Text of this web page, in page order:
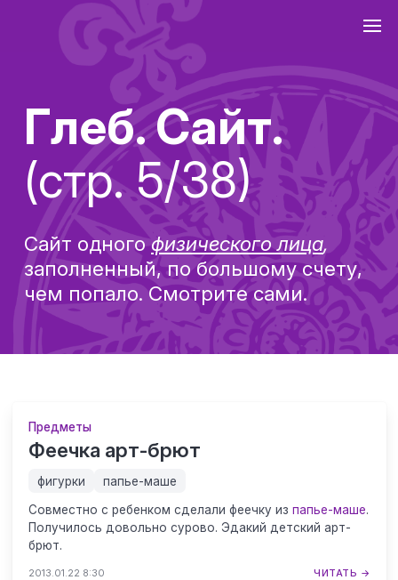
Глеб. Сайт.
(стр. 5/38)
Сайт одногофизического лица,
заполненный, по большому счету,
чем попало. Смотрите сами.
Предметы
Феечка арт-брют
фигурки папье-маше
Совместно с ребенком сделали феечку из папье-маше.
Получилось довольно сурово. Эдакий детский арт-
брют.
2013.01.22 8:30 ЧИТАТЬ →